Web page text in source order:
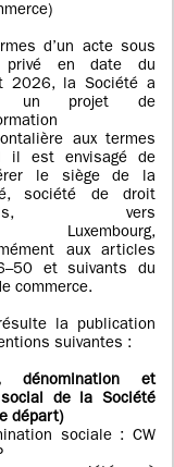
d’un acte sous
privé en date du
2026, la Société a
un projet de
aux termes
il est envisagé de
le siège de la
société de droit
vers
aux articles
et suivants du
commerce.
la publication
suivantes :
dénomination et
de la Société
départ)
sociale : CW